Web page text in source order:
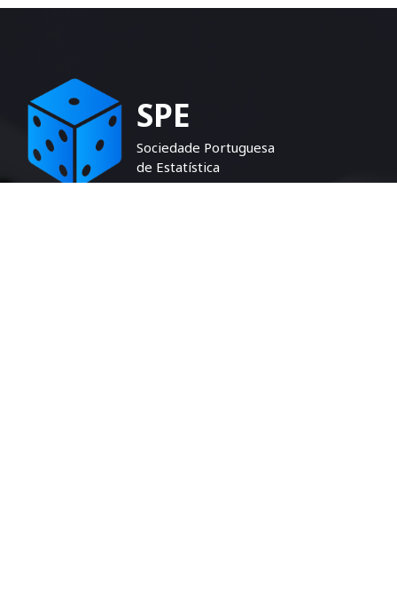
SPE
Sociedade Portuguesa
de Estatística